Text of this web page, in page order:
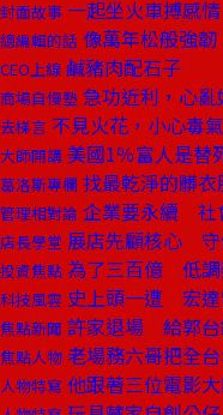
封面故事 一起坐火車搏感情
總編輯的話 像萬年松般強韌
CEO上線 鹹豬肉配石子
商場自慢塾 急功近利，心亂
去梯言 不見火花，小心毒氣
大師開講 美國1％富人是替
葛洛斯專欄 找最乾淨的髒衣
管理相對論 企業要永續 社
店長學堂 展店先顧核心 守
投資焦點 為了三百億 低調
科技風雲 史上頭一遭 宏達
焦點新聞 許家退場 給郭台
焦點人物 老場務六哥把全
人物特寫 他跟著三位電影